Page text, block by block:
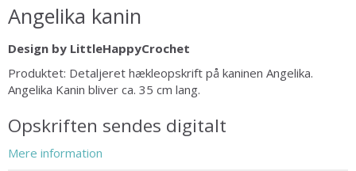
Angelika kanin
Design by LittleHappyCrochet
Produktet: Detaljeret hækleopskrift på kaninen Angelika.
Angelika Kanin bliver ca. 35 cm lang.
Opskriften sendes digitalt
Mere information